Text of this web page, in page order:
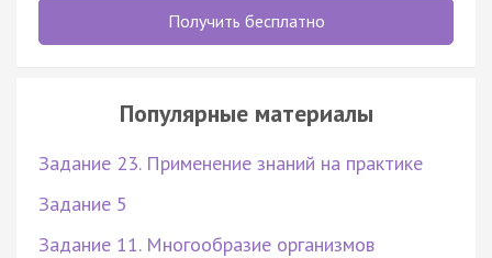
Получить бесплатно
Популярные материалы
Задание 23. Применение знаний на практике
Задание 5
Задание 11. Многообразие организмов